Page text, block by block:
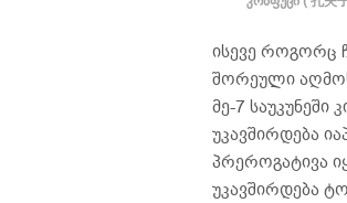
ისევე როგორც
შორეული
მე-7 საუკუნეში
უკავშირდება
პრეროგატივა
უკავშირდება